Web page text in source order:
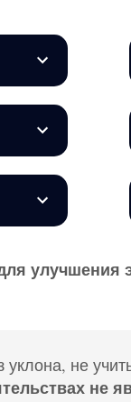
не
не